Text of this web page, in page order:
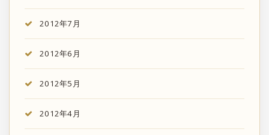
2012年7月
2012年6月
2012年5月
2012年4月